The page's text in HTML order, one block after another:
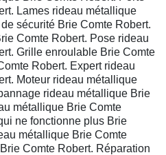
Lames rideau métallique
sécurité Brie Comte Robert.
Comte Robert. Pose rideau
Grille enroulable Brie Comte
Robert. Expert rideau
Moteur rideau métallique
rideau métallique Brie
métallique Brie Comte
ne fonctionne plus Brie
métallique Brie Comte
Comte Robert. Réparation